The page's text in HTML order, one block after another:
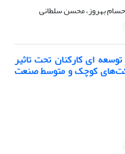
بهروز، محسن سلطانی
ای کارکنان تحت تاثیر
کوچک و متوسط صنعت